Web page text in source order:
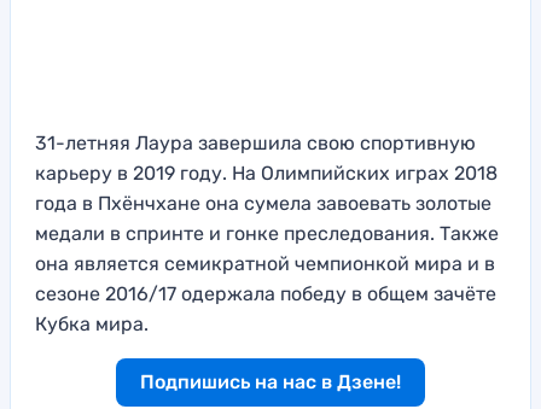
31-летняя Лаура завершила свою спортивную
карьеру в 2019 году. На Олимпийских играх 2018
года в Пхёнчхане она сумела завоевать золотые
медали в спринте и гонке преследования. Также
она является семикратной чемпионкой мира и в
сезоне 2016/17 одержала победу в общем зачёте
Кубка мира.
Подпишись на нас в Дзене!